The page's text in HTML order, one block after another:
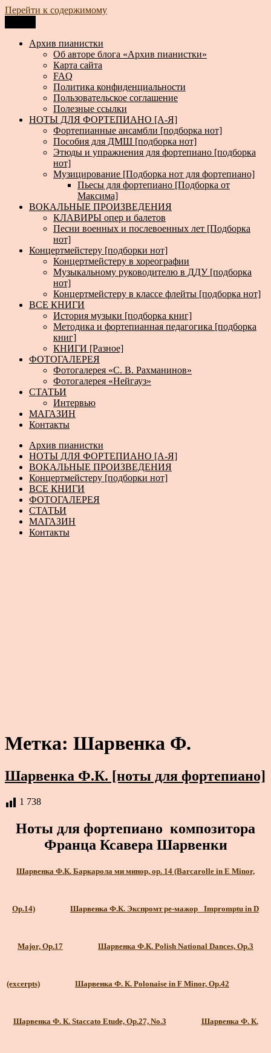
Перейти к содержимому
Архив пианистки
Всё для пианистов: ноты, книги, музыка, статьи…
Архив пианистки
Об авторе блога «Архив пианистки»
Карта сайта
FAQ
Политика конфиденциальности
Пользовательское соглашение
Полезные ссылки
НОТЫ ДЛЯ ФОРТЕПИАНО [А-Я]
Фортепианные ансамбли [подборка нот]
Пособия для ДМШ [подборка нот]
Этюды и упражнения для фортепиано [подборка
нот]
Музицирование [Подборка нот для фортепиано]
Пьесы для фортепиано [Подборка от
Максима]
ВОКАЛЬНЫЕ ПРОИЗВЕДЕНИЯ
КЛАВИРЫ опер и балетов
Песни военных и послевоенных лет [Подборка
нот]
Концертмейстеру [подборки нот]
Концертмейстеру в хореографии
Музыкальному руководителю в ДДУ [подборка
нот]
Концертмейстеру в классе флейты [подборка нот]
ВСЕ КНИГИ
История музыки [подборка книг]
Методика и фортепианная педагогика [подборка
книг]
КНИГИ [Разное]
ФОТОГАЛЕРЕЯ
Фотогалерея «С. В. Рахманинов»
Фотогалерея «Нейгауз»
СТАТЬИ
Интервью
МАГАЗИН
Контакты
Архив пианистки
НОТЫ ДЛЯ ФОРТЕПИАНО [А-Я]
ВОКАЛЬНЫЕ ПРОИЗВЕДЕНИЯ
Концертмейстеру [подборки нот]
ВСЕ КНИГИ
ФОТОГАЛЕРЕЯ
СТАТЬИ
МАГАЗИН
Контакты
Метка: Шарвенка Ф.
Шарвенка Ф.К. [ноты для фортепиано]
1 738
Ноты для фортепиано композитора
Франца Ксавера Шарвенки
Шарвенка Ф.К. Баркарола ми минор, ор. 14 (Barcarolle in E Minor,
Op.14) Шарвенка Ф.К. Экспромт ре-мажор_ Impromptu in D
Major, Op.17 Шарвенка Ф.К. Polish National Dances, Op.3
(excerpts) Шарвенка Ф. К. Polonaise in F Minor, Op.42
Шарвенка Ф. К. Staccato Etude, Op.27, No.3 Шарвенка Ф. К.